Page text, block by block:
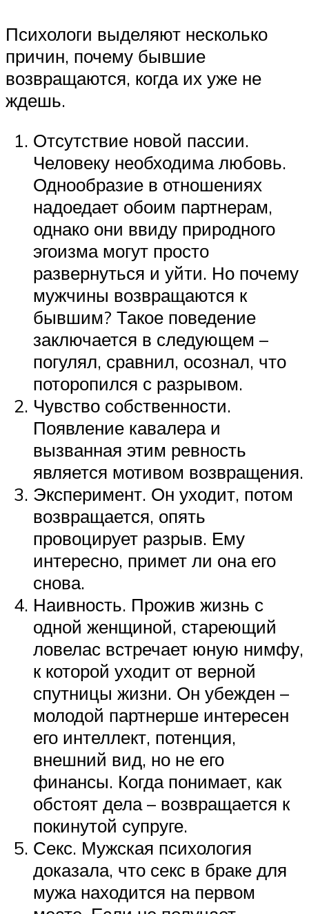
Психологи выделяют несколько
причин, почему бывшие
возвращаются, когда их уже не
ждешь.
Отсутствие новой пассии.
Человеку необходима любовь.
Однообразие в отношениях
надоедает обоим партнерам,
однако они ввиду природного
эгоизма могут просто
развернуться и уйти. Но почему
мужчины возвращаются к
бывшим? Такое поведение
заключается в следующем –
погулял, сравнил, осознал, что
поторопился с разрывом.
Чувство собственности.
Появление кавалера и
вызванная этим ревность
является мотивом возвращения.
Эксперимент. Он уходит, потом
возвращается, опять
провоцирует разрыв. Ему
интересно, примет ли она его
снова.
Наивность. Прожив жизнь с
одной женщиной, стареющий
ловелас встречает юную нимфу,
к которой уходит от верной
спутницы жизни. Он убежден –
молодой партнерше интересен
его интеллект, потенция,
внешний вид, но не его
финансы. Когда понимает, как
обстоят дела – возвращается к
покинутой супруге.
Секс. Мужская психология
доказала, что секс в браке для
мужа находится на первом